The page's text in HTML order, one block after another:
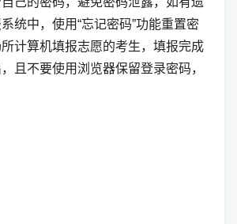
统中，使用“忘记密码”功能重置密
计算机填报志愿的考生，填报完成
且不要使用浏览器保留登录密码，